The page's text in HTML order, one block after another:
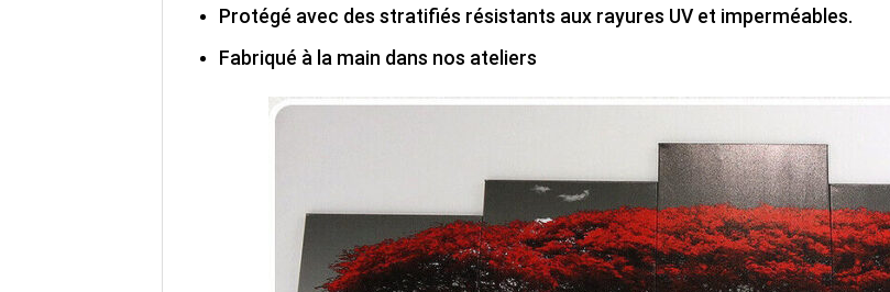
Protégé avec des stratifiés résistants aux rayures UV et imperméables.
Fabriqué à la main dans nos ateliers